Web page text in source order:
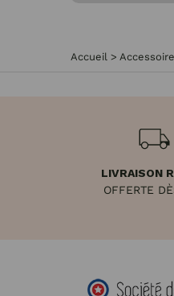
Accueil >
LIVRAISON
OFFERTE